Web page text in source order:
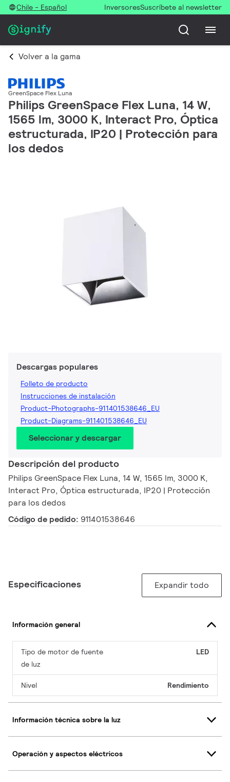
Chile - Español InversoresSuscríbete al newsletter
Volver a la gama
GreenSpace Flex Luna
Philips GreenSpace Flex Luna, 14 W,
1565 lm, 3000 K, Interact Pro, Óptica
estructurada, IP20 | Protección para
los dedos
Descargas populares
Folleto de producto
Instrucciones de instalación
Product-Photographs-911401538646_EU
Product-Diagrams-911401538646_EU
Seleccionar y descargar
Descripción del producto
Philips GreenSpace Flex Luna, 14 W, 1565 lm, 3000 K,
Interact Pro, Óptica estructurada, IP20 | Protección
para los dedos
Código de pedido: 911401538646
Especificaciones Expandir todo
Información general
Tipo de motor de fuente
de luz
LED
Nivel Rendimiento
Información técnica sobre la luz
Operación y aspectos eléctricos